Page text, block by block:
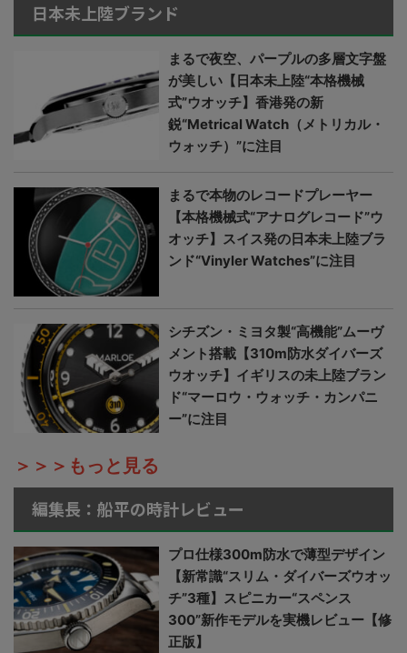
日本未上陸ブランド
まるで夜空、パープルの多層文字盤
が美しい【日本未上陸“本格機械
式”ウオッチ】香港発の新
鋭“Metrical Watch（メトリカル・
ウォッチ）”に注目
まるで本物のレコードプレーヤー
【本格機械式“アナログレコード”ウ
オッチ】スイス発の日本未上陸ブラ
ンド“Vinyler Watches”に注目
シチズン・ミヨタ製“高機能”ムーヴ
メント搭載【310m防水ダイバーズ
ウオッチ】イギリスの未上陸ブラン
ド“マーロウ・ウォッチ・カンパニ
ー”に注目
＞＞＞もっと見る
編集長：船平の時計レビュー
プロ仕様300m防水で薄型デザイン
【新常識“スリム・ダイバーズウオッ
チ”3種】スピニカー“スペンス
300”新作モデルを実機レビュー【修
正版】